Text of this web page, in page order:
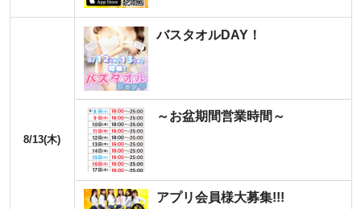
8/13(木)
バスタオルDAY！
～お盆期間営業時間～
アプリ会員様大募集!!!